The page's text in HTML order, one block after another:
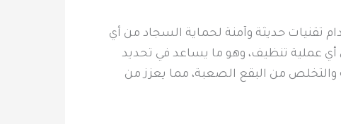
تقنيات حديثة وآمنة لحماية السجاد من أي
عملية تنظيف، وهو ما يساعد في تحديد
والتخلص من البقع الصعبة، مما يعزز من